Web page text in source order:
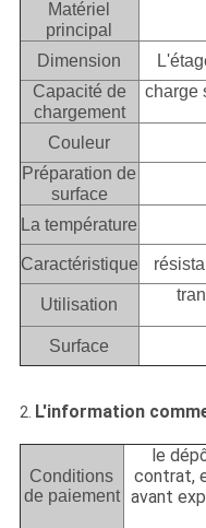
Matériel
principal
Dimension
Capacité de
chargement
charge
Couleur
Préparation de
surface
La température
Caractéristique
Utilisation
Surface
2. L'information
Conditions
de paiement
le
contrat,
avant